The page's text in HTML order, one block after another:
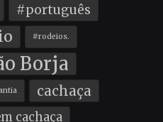
#português
#rodeios.
Borja
cachaça
cachaça